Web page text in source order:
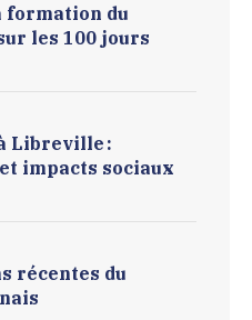
formation du
les 100 jours
Libreville :
impacts sociaux
récentes du